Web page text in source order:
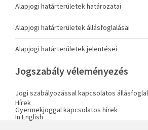
Alapjogi határterületek határozatai
Alapjogi határterületek állásfoglalásai
Alapjogi határterületek jelentései
Jogszabály véleményezés
Jogi szabályozással kapcsolatos
Hírek
Gyermekjoggal kapcsolatos hírek
In English